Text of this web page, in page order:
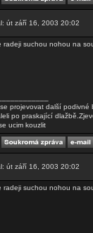
út září 16, 2003 20:02
radeji suchou nohou na
projevovat další podivné
po praskající
ucim kouzlit
út září 16, 2003 20:02
radeji suchou nohou na